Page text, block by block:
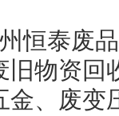
恒泰废
旧物资回
金、废变